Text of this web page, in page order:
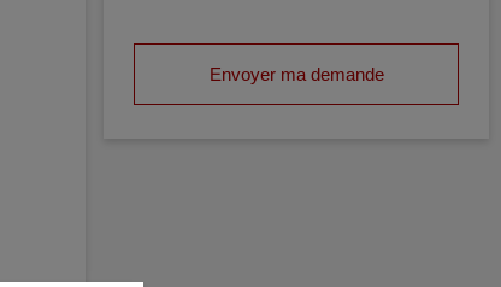
Envoyer ma demande